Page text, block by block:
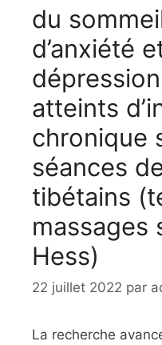
du
d’anxiété
atteints
chronique
séances
tibétains
massages
Hess)
22 juillet 2022 par
La recherche